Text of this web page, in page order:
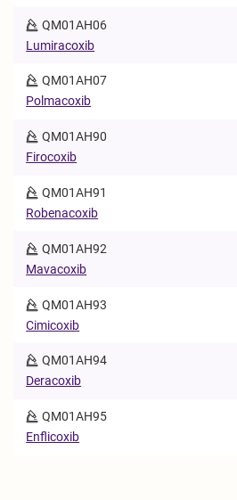
QM01AH06
Lumiracoxib
QM01AH07
Polmacoxib
QM01AH90
Firocoxib
QM01AH91
Robenacoxib
QM01AH92
Mavacoxib
QM01AH93
Cimicoxib
QM01AH94
Deracoxib
QM01AH95
Enflicoxib